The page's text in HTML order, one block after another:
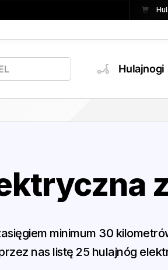
Hulajnogi
minimum 30
nas listę 25 hulajnóg